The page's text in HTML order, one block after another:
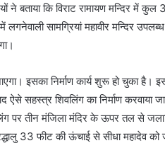
ने बताया कि विराट रामायण मन्दिर में
सामग्रियां महावीर मन्दिर
इसका निर्माण कार्य शुरू हो चुका है।
ऐसे सहस्त्र शिवलिंग का निर्माण
पर तीन मंजिला मंदिर के ऊपर तल से
33 फीट की ऊंचाई से सीधा महादेव को